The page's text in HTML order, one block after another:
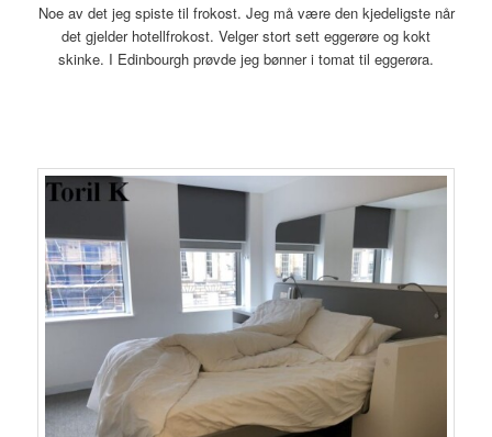
Noe av det jeg spiste til frokost. Jeg må være den kjedeligste når
det gjelder hotellfrokost. Velger stort sett eggerøre og kokt
skinke. I Edinbourgh prøvde jeg bønner i tomat til eggerøra.